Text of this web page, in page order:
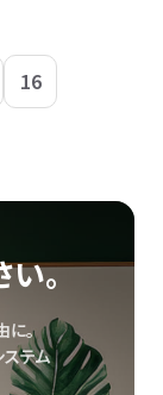
16
。
に。
テム